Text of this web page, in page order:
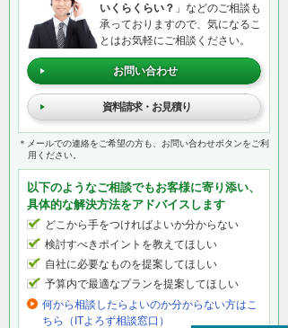
いくらくらい？ 」などのご相談も
承っておりますので、気になるこ
とはお気軽にご相談ください。
お問い合わせ
資料請求・お見積り
＊メールでの連絡をご希望の方も、お問い合わせボタンをご利
用ください。
以下のようなご相談でもお客様に寄り添い、
具体的な解決方法をアドバイスします
どこから手をつければよいか分からない
検討すべきポイントを教えてほしい
自社に必要なものを提案してほしい
予算内で最適なプランを提案してほしい
何から相談したらよいのか分からない方はこ
ちら（ITよろず相談窓口）